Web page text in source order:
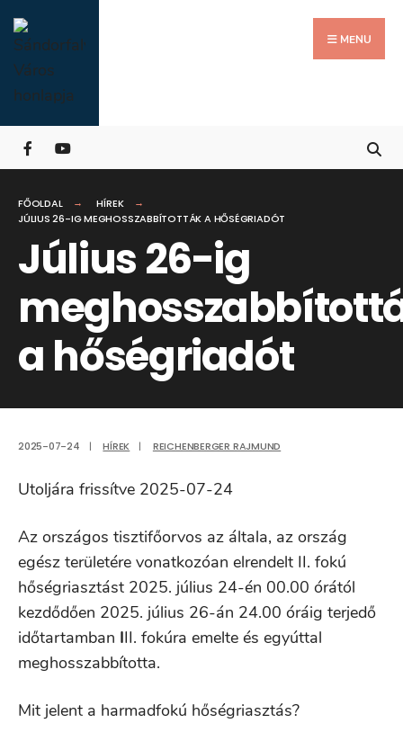
Skip
to
content
MENU
FŐOLDAL
HÍREK
JÚLIUS 26-IG MEGHOSSZABBÍTOTTÁK A HŐSÉGRIADÓT
Július 26-ig
a hőségriadót
2025-07-24 | HÍREK | REICHENBERGER RAJMUND
Utoljára frissítve 2025-07-24
Az országos tisztifőorvos az általa, az ország
egész területére vonatkozóan elrendelt II. fokú
hőségriasztást 2025. július 24-én 00.00 órától
kezdődően 2025. július 26-án 24.00 óráig terjedő
időtartamban III. fokúra emelte és egyúttal
meghosszabbította.
Mit jelent a harmadfokú hőségriasztás?
for:
Close